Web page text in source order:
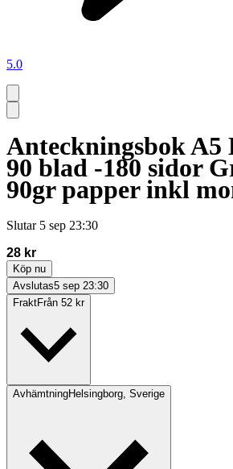
5.0
Anteckningsbok
90 blad -180 sidor
90gr papper inkl
Slutar 5 sep 23:30
28 kr
Köp nu
Avslutas5 sep 23:30
FraktFrån 52 kr
AvhämtningHelsingborg, Sverige